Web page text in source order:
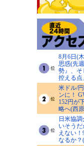
8月6日(
思惑(先
勢』、そ
控える
米ドル/
ンに！
152円が
略へ(西
日米協
いそう
えない
なるか